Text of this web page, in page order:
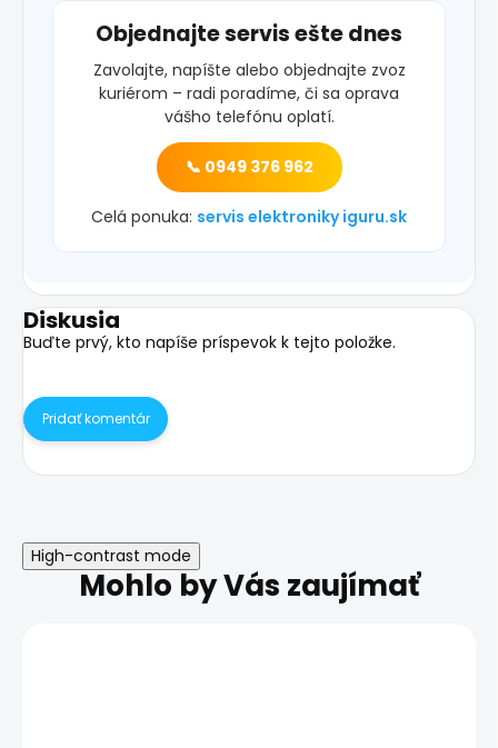
Objednajte servis ešte dnes
Zavolajte, napíšte alebo objednajte zvoz
kuriérom – radi poradíme, či sa oprava
vášho telefónu oplatí.
📞 0949 376 962
Celá ponuka: servis elektroniky iguru.sk
Diskusia
Buďte prvý, kto napíše príspevok k tejto položke.
Pridať komentár
High-contrast mode
Mohlo by Vás zaujímať